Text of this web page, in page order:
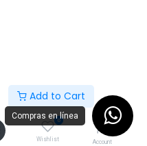
Add to Cart
0
Wishlist Account
REDES
Compras en línea